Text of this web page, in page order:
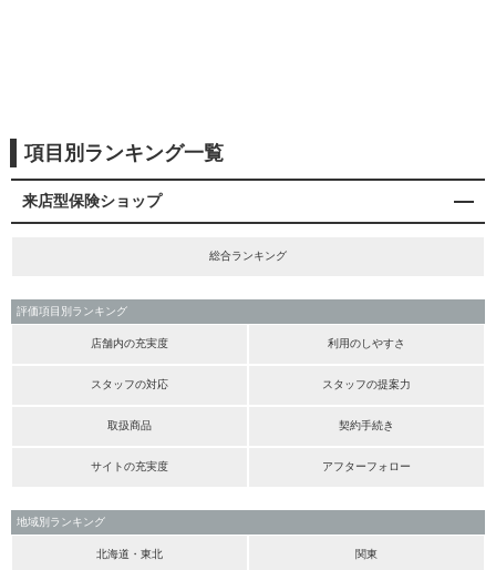
項目別ランキング一覧
来店型保険ショップ
総合ランキング
評価項目別ランキング
店舗内の充実度 利用のしやすさ
スタッフの対応 スタッフの提案力
取扱商品 契約手続き
サイトの充実度 アフターフォロー
地域別ランキング
北海道・東北 関東